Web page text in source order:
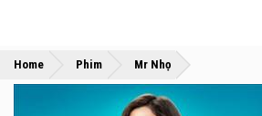
Home »
Phim »
Mr Nhọ